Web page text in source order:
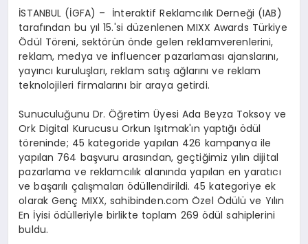
İSTANBUL (İGFA) – İnteraktif Reklamcılık Derneği (IAB)
tarafından bu yıl 15.'si düzenlenen MIXX Awards Türkiye
Ödül Töreni, sektörün önde gelen reklamverenlerini,
reklam, medya ve influencer pazarlaması ajanslarını,
yayıncı kuruluşları, reklam satış ağlarını ve reklam
teknolojileri firmalarını bir araya getirdi.
Sunuculuğunu Dr. Öğretim Üyesi Ada Beyza Toksoy ve
Ork Digital Kurucusu Orkun Işıtmak'ın yaptığı ödül
töreninde; 45 kategoride yapılan 426 kampanya ile
yapılan 764 başvuru arasından, geçtiğimiz yılın dijital
pazarlama ve reklamcılık alanında yapılan en yaratıcı
ve başarılı çalışmaları ödüllendirildi. 45 kategoriye ek
olarak Genç MIXX, sahibinden.com Özel Ödülü ve Yılın
En İyisi ödülleriyle birlikte toplam 269 ödül sahiplerini
buldu.